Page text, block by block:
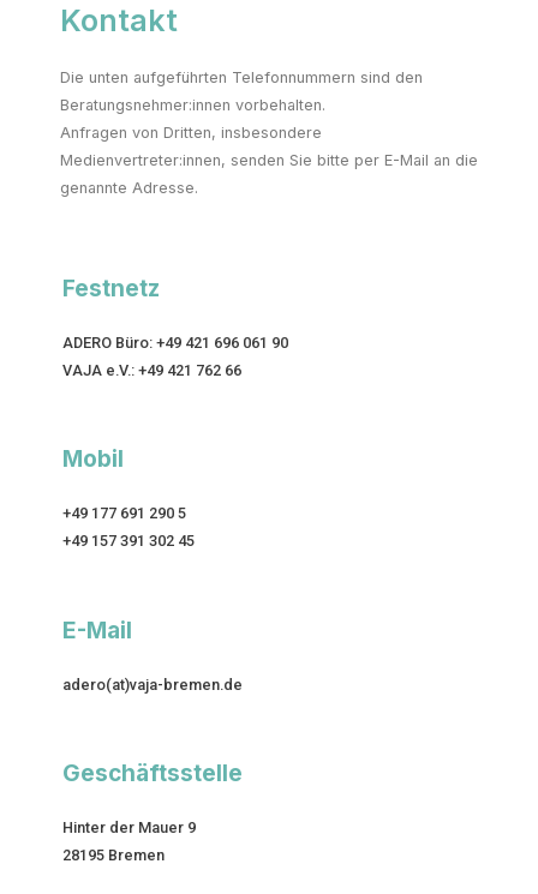
Kontakt
Die unten aufgeführten Telefonnummern sind den
Beratungsnehmer:innen vorbehalten.
Anfragen von Dritten, insbesondere
Medienvertreter:innen, senden Sie bitte per E-Mail an die
genannte Adresse.
Festnetz
ADERO Büro: +49 421 696 061 90
VAJA e.V.: +49 421 762 66
Mobil
+49 177 691 290 5
+49 157 391 302 45
E-Mail
adero(at)vaja-bremen.de
Geschäftsstelle
Hinter der Mauer 9
28195 Bremen